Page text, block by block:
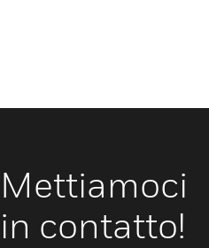
Mettiamoci
in contatto!